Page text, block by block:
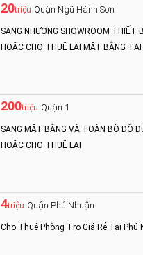
20triệu Quận Ngũ Hành Sơn
SANG NHƯỢNG SHOWROOM THIẾT
HOẶC CHO THUÊ LẠI MẶT BẰNG
200triệu Quận 1
SANG MẶT BẰNG VÀ TOÀN BỘ ĐỒ
HOẶC CHO THUÊ LẠI
4triệu Quận Phú Nhuận
Cho Thuê Phòng Trọ Giá Rẻ Tại Phú